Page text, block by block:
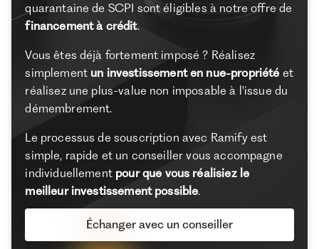
quarantaine de SCPI sont éligibles à notre offre de
financement à crédit.
Vous êtes déjà fortement imposé ? Réalisez
simplement un investissement en nue-propriété et
réalisez une plus-value non imposable à l'issue du
démembrement.
Le processus de souscription avec Ramify est
simple, rapide et un conseiller vous accompagne
individuellement pour que vous réalisiez le
meilleur investissement possible.
Échanger avec un conseiller